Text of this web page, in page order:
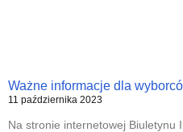
Ważne informacje dla
11 października 2023
Na stronie internetowej Biuletynu